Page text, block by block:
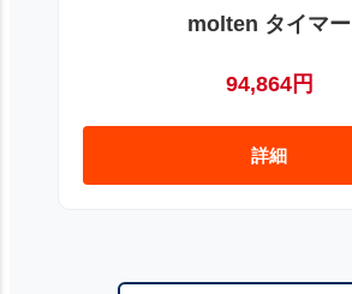
molten タイマー
94,864円
詳細